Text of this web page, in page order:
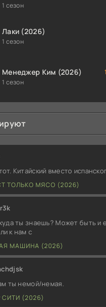
назначения (2026)
1 сезон
Лаки (2026)
1 сезон
Менеджер Ким (2026)
1 сезон
Китайский вместо
ТОЛЬКО МЯСО (2026)
ты знаешь? Может быть и
к нам с
МАШИНА (2026)
ты немой/немая.
(2026)